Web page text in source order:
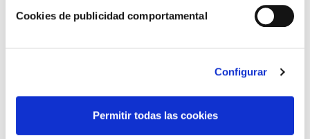
Cookies de publicidad comportamental
Configurar
Permitir todas las cookies